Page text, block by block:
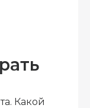
Какой